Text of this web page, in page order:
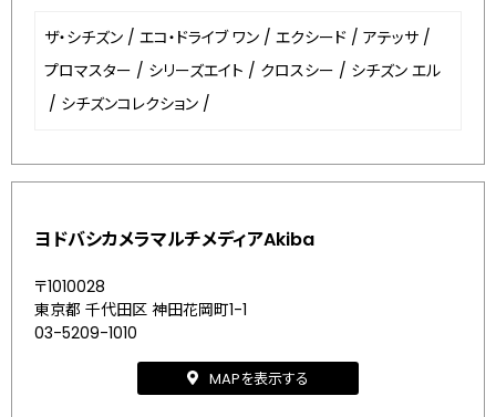
ザ・シチズン / エコ・ドライブ ワン / エクシード / アテッサ /
プロマスター / シリーズエイト / クロスシー / シチズン エル
/ シチズンコレクション /
ヨドバシカメラマルチメディアAkiba
〒1010028
東京都 千代田区 神田花岡町1-1
03-5209-1010
MAPを表示する